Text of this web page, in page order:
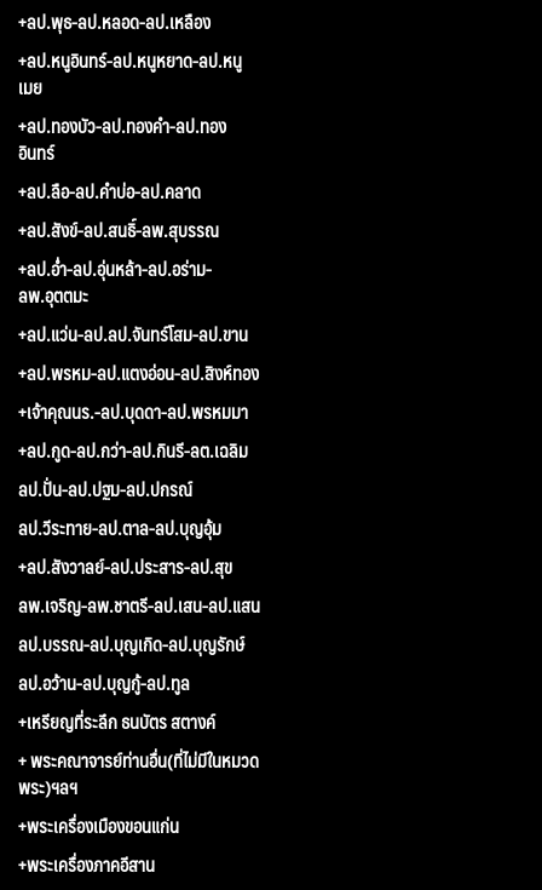
+ลป.พุธ-ลป.หลอด-ลป.เหลือง
+ลป.หนูอินทร์-ลป.หนูหยาด-ลป.หนู
เมย
+ลป.ทองบัว-ลป.ทองคำ-ลป.ทอง
อินทร์
+ลป.ลือ-ลป.คำบ่อ-ลป.คลาด
+ลป.สังข์-ลป.สนธิ์-ลพ.สุบรรณ
+ลป.อ่ำ-ลป.อุ่นหล้า-ลป.อร่าม-
ลพ.อุตตมะ
+ลป.แว่น-ลป.ลป.จันทร์โสม-ลป.ขาน
+ลป.พรหม-ลป.แตงอ่อน-ลป.สิงห์ทอง
+เจ้าคุณนร.-ลป.บุดดา-ลป.พรหมมา
+ลป.กูด-ลป.กว่า-ลป.กินรี-ลต.เฉลิม
ลป.ปั่น-ลป.ปฐม-ลป.ปกรณ์
ลป.วีระทาย-ลป.ตาล-ลป.บุญอุ้ม
+ลป.สังวาลย์-ลป.ประสาร-ลป.สุข
ลพ.เจริญ-ลพ.ชาตรี-ลป.เสน-ลป.แสน
ลป.บรรณ-ลป.บุญเกิด-ลป.บุญรักษ์
ลป.อว้าน-ลป.บุญกู้-ลป.ทูล
+เหรียญที่ระลึก ธนบัตร สตางค์
+ พระคณาจารย์ท่านอื่น(ที่ไม่มีในหมวด
พระ)ฯลฯ
+พระเครื่องเมืองขอนแก่น
+พระเครื่องภาคอีสาน